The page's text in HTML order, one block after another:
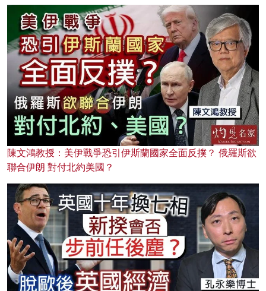
陳文鴻教授：美伊戰爭恐引伊斯蘭國家全面反撲？ 俄羅斯欲
聯合伊朗 對付北約美國？